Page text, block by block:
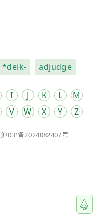
*deik- adjudge
I J K L
M
V W X Y Z
沪ICP备2024082407号